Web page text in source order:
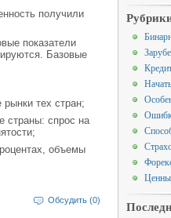
получили
показатели
Базовые
тех стран;
страны: спрос на
объемы
Обсудить (0)